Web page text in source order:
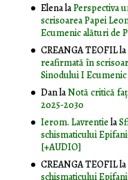
ElenalaPerspectiva
scrisoarea Papei
Ecumenic alături de
CREANGA TEOFILla
reafirmată în
Sinodului I
DanlaNotă critică
2025-2030
Ierom. Lavrentiela
schismaticului
[+AUDIO]
CREANGA TEOFILla
schismaticului